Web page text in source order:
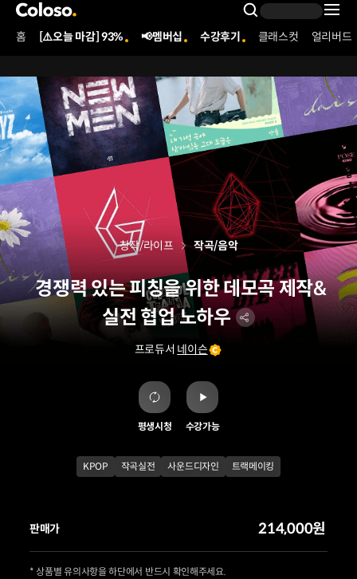
콜로소
Search
Coloso Menu
홈 [⚠️오늘 마감] 93% 📢멤버십 수강후기 클래스컷 얼리버드
경쟁력 있는 피칭을 위한 데모곡 제작&
실전 협업 노하우
프로듀서 네이슨
창작/라이프 작곡/음악
평생시청 수강가능
KPOP 작곡실전 사운드디자인 트랙메이킹
판매가 214,000원
* 상품별 유의사항을 하단에서 반드시 확인해주세요.